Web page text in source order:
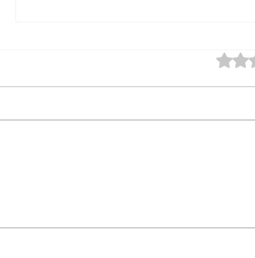
डाउनलोड करें, त्रुटि सुधार की अंतिम